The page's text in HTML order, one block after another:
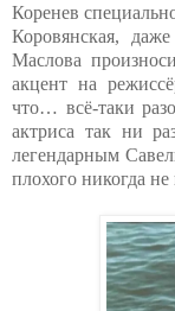
Коренев
Коровянская,
Маслова
акцент на
что… всё-таки
актриса так ни
легендарным
плохого никогда